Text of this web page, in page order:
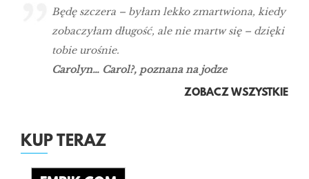
Będę szczera – byłam lekko zmartwiona, kiedy
zobaczyłam długość, ale nie martw się – dzięki
tobie urośnie.
Carolyn… Carol?, poznana na jodze
ZOBACZ WSZYSTKIE
KUP TERAZ